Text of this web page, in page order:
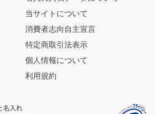
当サイトについて
消費者志向自主宣言
特定商取引法表示
個人情報について
利用規約